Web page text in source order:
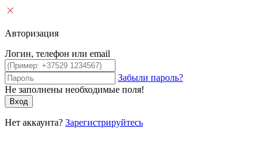
Авторизация
Логин, телефон или email
Забыли пароль?
Не заполнены необходимые поля!
Вход
Нет аккаунта? Зарегистрируйтесь